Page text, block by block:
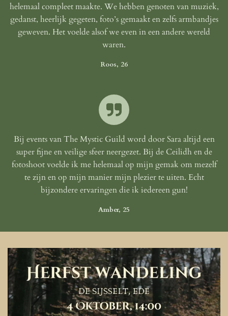
helemaal compleet maakte. We hebben genoten van muziek,
gedanst, heerlijk gegeten, foto’s gemaakt en zelfs armbandjes
geweven. Het voelde alsof we even in een andere wereld
waren.
Roos, 26
Bij events van The Mystic Guild word door Sara altijd een
super fijne en veilige sfeer neergezet. Bij de Ceilidh en de
fotoshoot voelde ik me helemaal op mijn gemak om mezelf
te zijn en op mijn manier mijn plezier te uiten. Echt
bijzondere ervaringen die ik iedereen gun!
Amber, 25